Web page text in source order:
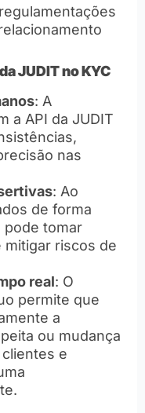
JUDIT no KYC
: A
a API da JUDIT
nas
: Ao
de forma
pode tomar
mitigar riscos de
real: O
permite que
a
ou mudança
e